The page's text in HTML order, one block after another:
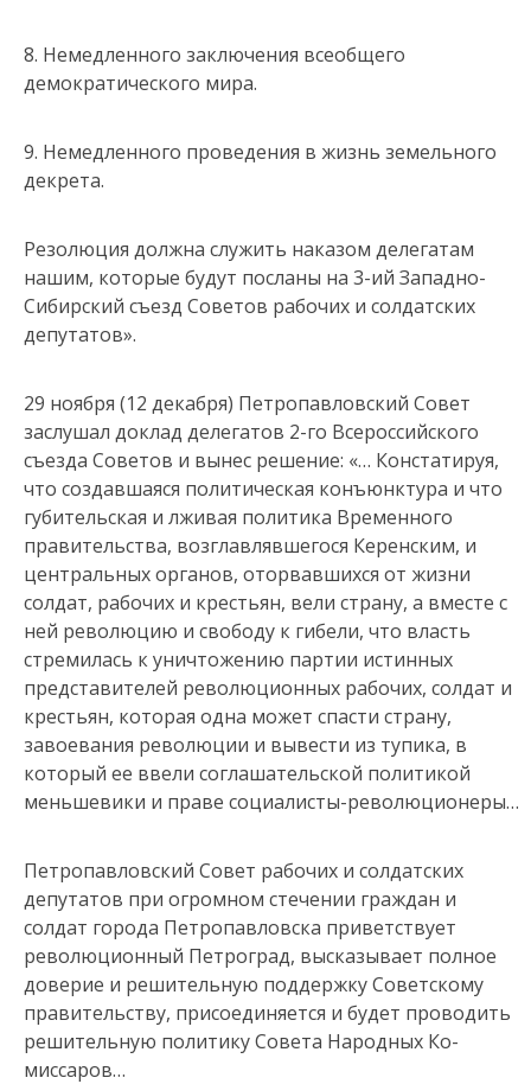
8. Немедленного заключения всеобщего
демократического мира.
9. Немедленного проведения в жизнь земельного
декрета.
Резолюция должна служить наказом делегатам
нашим, которые будут посланы на 3-ий Западно-
Сибирский съезд Советов рабочих и солдатских
депутатов».
29 ноября (12 декабря) Петропавловский Совет
заслушал доклад делегатов 2-го Всероссийского
съезда Советов и вынес решение: «… Констатируя,
что создавшаяся политическая конъюнктура и что
губительская и лживая политика Временного
правительства, возглавлявшегося Керенским, и
центральных органов, оторвавшихся от жизни
солдат, рабочих и крестьян, вели страну, а вместе с
ней революцию и свободу к гибели, что власть
стремилась к уничтожению партии истинных
представителей революционных рабочих, солдат и
крестьян, которая одна может спасти страну,
завоевания революции и вывести из тупика, в
который ее ввели соглашательской политикой
меньшевики и праве социалисты-революционеры…
Петропавловский Совет рабочих и солдатских
депутатов при огромном стечении граждан и
солдат города Петропавловска приветствует
революционный Петроград, высказывает полное
доверие и решительную поддержку Советскому
правительству, присоединяется и будет проводить
решительную политику Совета Народных Ко­
миссаров…